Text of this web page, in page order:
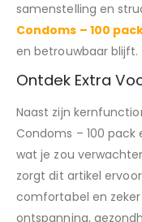
samenstelling en
Condoms – 100
en betrouwbaar blijft.
Ontdek Extra
Naast zijn
Condoms – 100
wat je zou
zorgt dit artikel
comfortabel en
ontspanning,